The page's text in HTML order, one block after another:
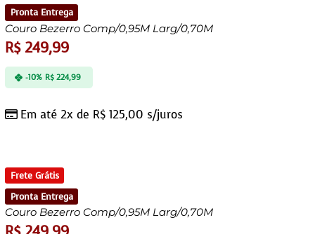
Pronta Entrega
Couro Bezerro Comp/0,95M Larg/0,70M
R$249,99
Em até 2x de R$ 125,00 s/juros
-10% R$224,99
Frete Grátis
Pronta Entrega
Couro Bezerro Comp/0,95M Larg/0,70M